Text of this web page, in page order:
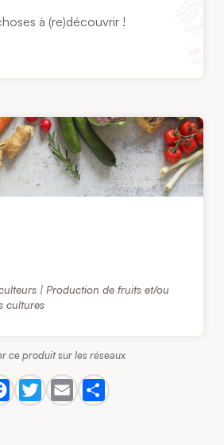
à (re)découvrir !
| Production de fruits et/ou
cultures
ce produit sur les réseaux